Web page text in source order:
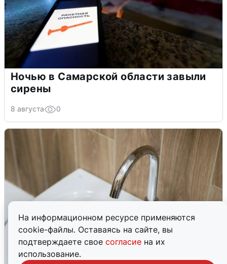
На информационном ресурсе применяются
cookie-файлы. Оставаясь на сайте, вы
подтверждаете свое согласие на их
использование.
Ночью в Самарской области завыли
сирены
8 августа 0